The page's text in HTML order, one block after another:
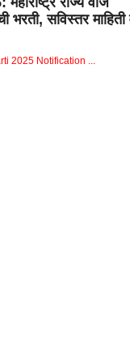
भरती, सविस्तर माहिती
2025 Notification ...